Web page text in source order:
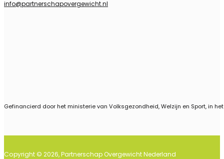
Gefinancierd door het ministerie van Volksgezondheid, Welzijn en Sport, in
info@partnerschapovergewicht.nl
Copyright © 2026, Partnerschap Overgewicht Nederland